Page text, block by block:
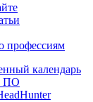
профессиям
календарь
ПО